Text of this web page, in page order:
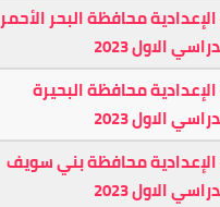
محافظة البحر الأحمر
الاول 2023
محافظة البحيرة
الاول 2023
محافظة بني سويف
الاول 2023